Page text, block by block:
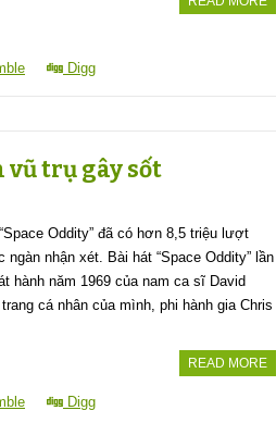
Digg
trụ gây sốt
Oddity” đã có hơn 8,5 triệu lượt
nhận xét. Bài hát “Space Oddity” lần
hành năm 1969 của nam ca sĩ David
cá nhân của mình, phi hành gia Chris
READ MORE
Digg